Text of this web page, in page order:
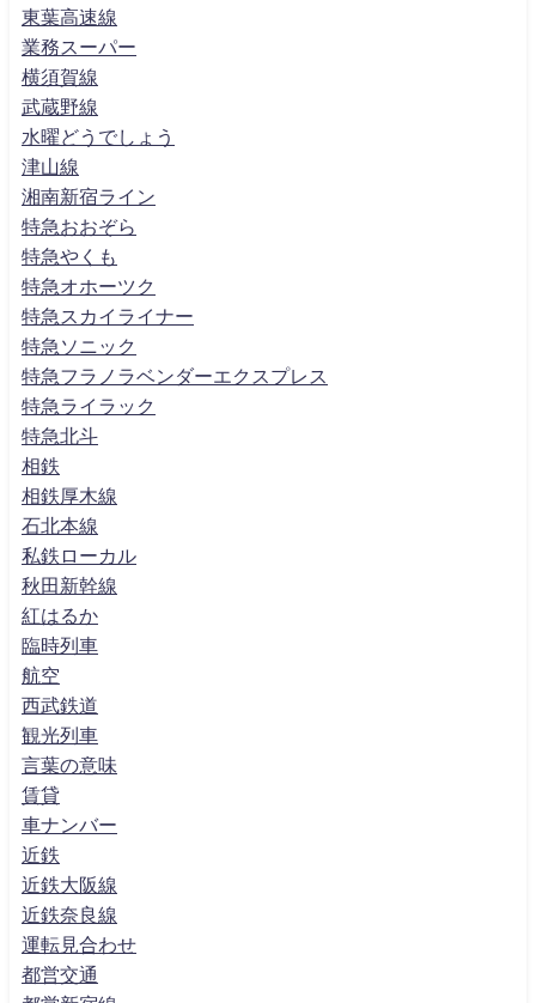
東葉高速線
業務スーパー
横須賀線
武蔵野線
水曜どうでしょう
津山線
湘南新宿ライン
特急おおぞら
特急やくも
特急オホーツク
特急スカイライナー
特急ソニック
特急フラノラベンダーエクスプレス
特急ライラック
特急北斗
相鉄
相鉄厚木線
石北本線
私鉄ローカル
秋田新幹線
紅はるか
臨時列車
航空
西武鉄道
観光列車
言葉の意味
賃貸
車ナンバー
近鉄
近鉄大阪線
近鉄奈良線
運転見合わせ
都営交通